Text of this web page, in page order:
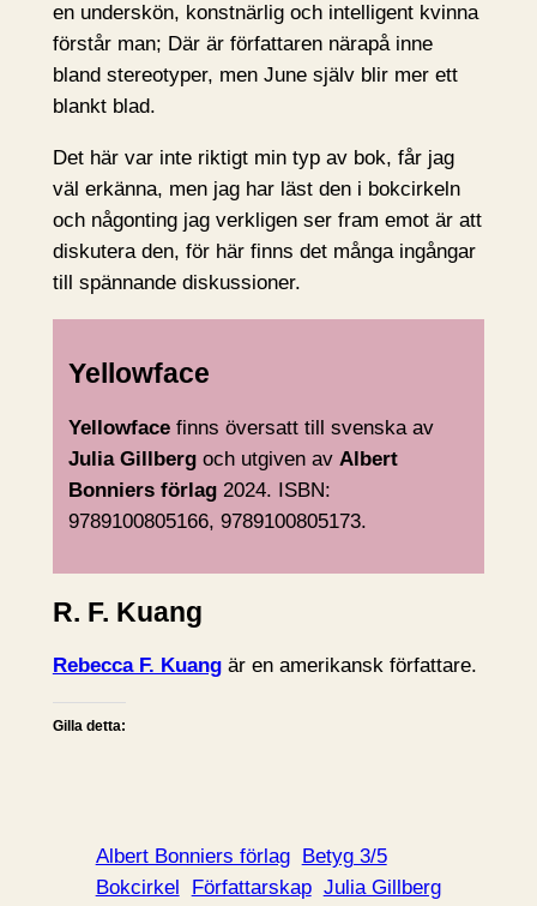
en underskön, konstnärlig och intelligent kvinna
förstår man; Där är författaren närapå inne
bland stereotyper, men June själv blir mer ett
blankt blad.
Det här var inte riktigt min typ av bok, får jag
väl erkänna, men jag har läst den i bokcirkeln
och någonting jag verkligen ser fram emot är att
diskutera den, för här finns det många ingångar
till spännande diskussioner.
Yellowface
Yellowface finns översatt till svenska av
Julia Gillberg och utgiven av Albert
Bonniers förlag 2024. ISBN:
9789100805166, 9789100805173.
R. F. Kuang
Rebecca F. Kuangär en amerikansk författare.
Gilla detta:
Albert Bonniers förlag
Betyg 3/5
Bokcirkel
Författarskap Julia Gillberg